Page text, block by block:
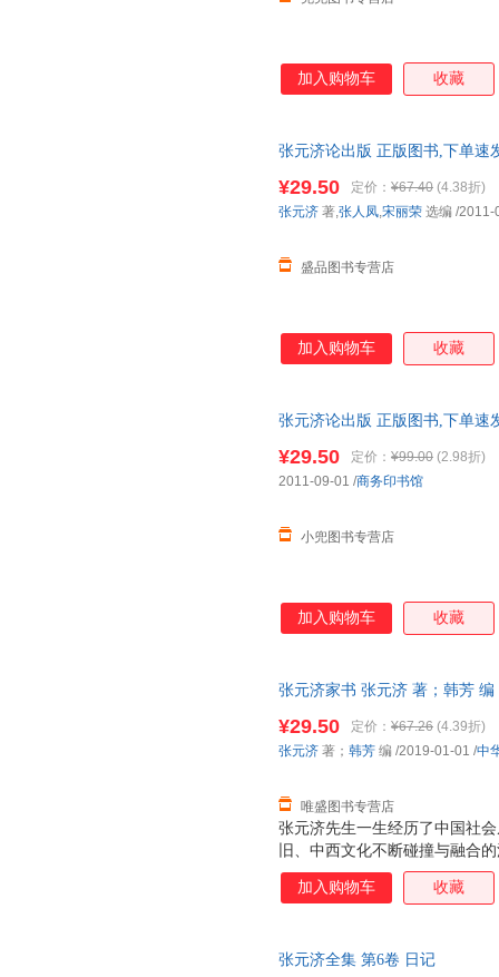
加入购物车 收藏
张元济论出版 正版图书,下单速
¥29.50 定价： ¥67.40 (4.38折)
盛品图书专营店
张元济 著,张人凤,宋丽荣 选编 /2011-
加入购物车 收藏
张元济论出版 正版图书,下单速
¥29.50 定价： ¥99.00 (2.98折)
小兜图书专营店
2011-09-01 /商务印书馆
加入购物车 收藏
张元济家书 张元济 著；韩芳 编
张元济先生一生经历了中国社
旧、中西文化不断碰撞与融合
重身份，但公认以出版家、编
文化教育出版事业，使得商务
明，帮助读者充分了解书信的
¥29.50 定价： ¥67.26 (4.39折)
唯盛图书专营店
张元济 著； 韩芳 编 /2019-01-01 /中
加入购物车 收藏
张元济全集 第6卷 日记